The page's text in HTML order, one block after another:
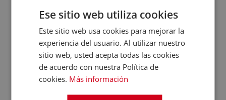
Cartuchos de tinta y
toner
Periféricos
Ratones
Teclados
WebCams y
Micrófonos
Ese sitio web utiliza cookies
Este sitio web usa cookies para mejorar la
experiencia del usuario. Al utilizar nuestro
sitio web, usted acepta todas las cookies
de acuerdo con nuestra Política de
cookies. Más información